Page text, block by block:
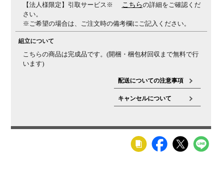
【法人様限定】引取サービス※ こちらの詳細をご確認くだ
さい。
※ご希望の場合は、ご注文時の備考欄にご記入ください。
組立について
こちらの商品は完成品です。(開梱・梱包材回収まで無料で行
います)
配送についての注意事項
キャンセルについて